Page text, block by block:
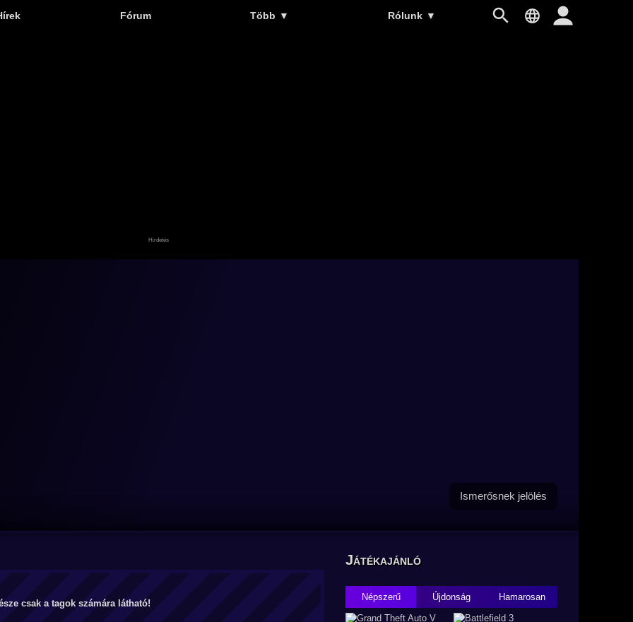
Fórum Több ▼ Rólunk ▼
Ismerősnek jelölés
csak a tagok számára látható!
Játékajánló
Népszerű Újdonság Hamarosan